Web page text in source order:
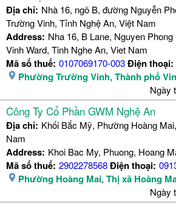
Địa chỉ: Nhà 16, ngõ B, đường Nguyễn
Trường Vinh, Tỉnh Nghệ An, Việt Nam
Address: Nha 16, B Lane, Nguyen
Vinh Ward, Tinh Nghe An, Viet Nam
Mã số thuế: 0107069170-003Điện thoại:
Phường Trường Vinh, Thành phố
Ngày
Công Ty Cổ Phần GWM Nghệ An
Địa chỉ: Khối Bắc Mỹ, Phường Hoàng
Nam
Address: Khoi Bac My, Phuong, Hoang
Mã số thuế: 2902278568Điện thoại:
Phường Hoàng Mai, Thị xã Hoàng
Ngày